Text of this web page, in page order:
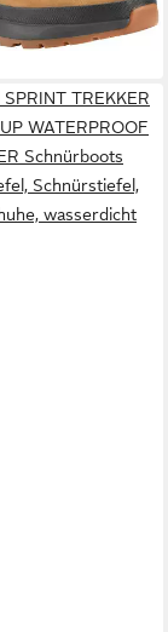
TREKKER
WATERPROOF
Schnürboots
Schnürstiefel,
wasserdicht